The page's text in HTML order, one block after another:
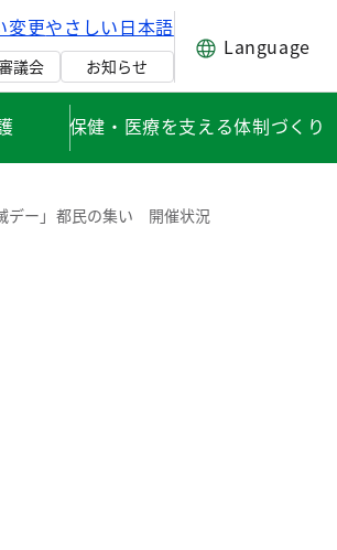
変更やさしい日本語
議会 お知らせ
Language
保健・医療を支える体制づくり
デー」都民の集い 開催状況